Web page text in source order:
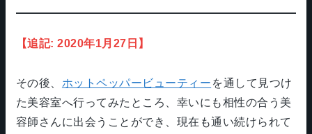
【追記: 2020年1月27日】
その後、 ホットペッパービューティー を通して見つけ
た美容室へ行ってみたところ、幸いにも相性の合う美
容師さんに出会うことができ、現在も通い続けられて